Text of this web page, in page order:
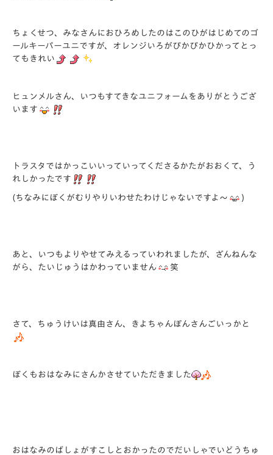
ちょくせつ、みなさんにおひろめしたのはこのひがはじめてのゴ
ールキーパーユニですが、オレンジいろがぴかぴかひかってとっ
てもきれい
ヒュンメルさん、いつもすてきなユニフォームをありがとうござ
います
トラスタではかっこいいっていってくださるかたがおおくて、う
れしかったです
(ちなみにぼくがむりやりいわせたわけじゃないですよ～ )
あと、いつもよりやせてみえるっていわれましたが、ざんねんな
がら、たいじゅうはかわっていません
笑
さて、ちゅうけいは真由さん、きよちゃんぽんさんごいっかと
ぼくもおはなみにさんかさせていただきました
おはなみのばしょがすこしとおかったのでだいしゃでいどうちゅ